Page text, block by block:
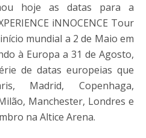
hoje as datas para a
iNNOCENCE Tour
mundial a 2 de Maio em
à Europa a 31 de Agosto,
de datas europeias que
Madrid, Copenhaga,
Manchester, Londres e
na Altice Arena.